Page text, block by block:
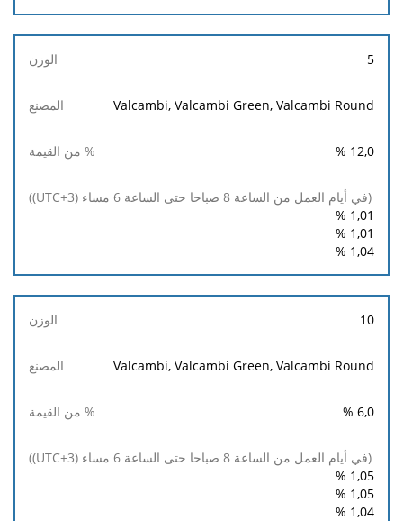
5
Valcambi, Valcambi Green, Valcambi Round
12,0
%
1,01
%
1,01
%
1,04
%
10
Valcambi, Valcambi Green, Valcambi Round
6,0
%
1,05
%
1,05
%
1,04
%